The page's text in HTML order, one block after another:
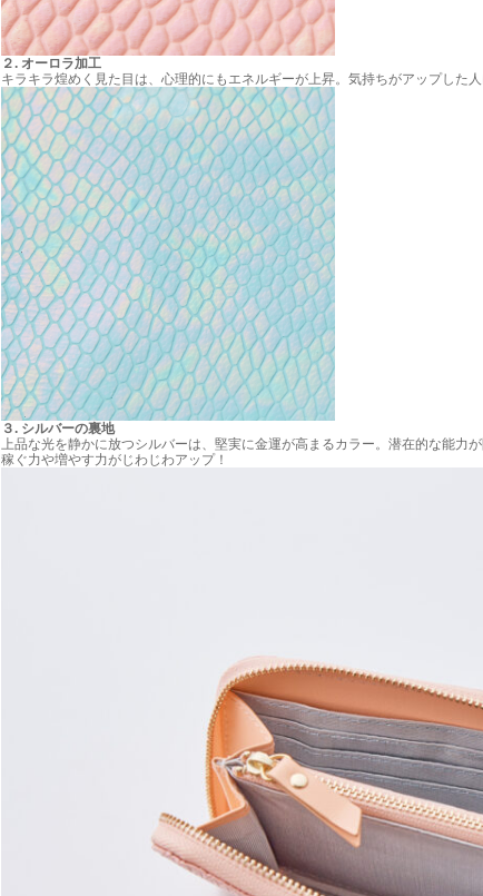
２. オーロラ加工
キラキラ煌めく見た目は、心理的にもエネルギーが上昇。気持ちがアップした
３. シルバーの裏地
上品な光を静かに放つシルバーは、堅実に金運が高まるカラー。潜在的な能力
稼ぐ力や増やす力がじわじわアップ！